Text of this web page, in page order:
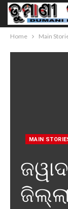
Home Main
MAIN